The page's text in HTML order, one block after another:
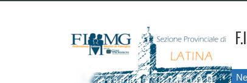
|| SIATESS E CORSI DI